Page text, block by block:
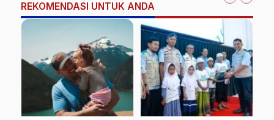
REKOMENDASI UNTUK ANDA